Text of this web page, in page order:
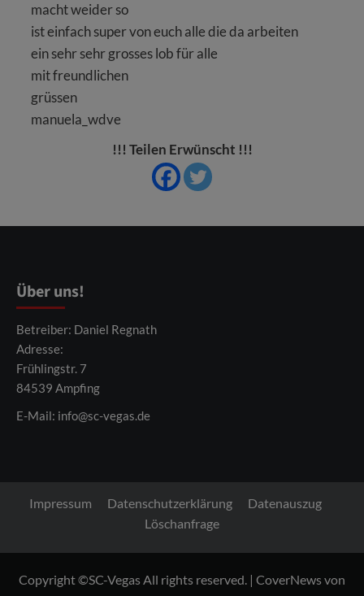
macht weider so
ist einfach super von euch alle die da arbeiten
ein sehr sehr grosses lob für alle
mit freundlichen
grüssen
manuela_wdve
!!! Teilen Erwünscht !!!
Über uns!
Betreiber: Daniel Regnath
Adresse:
Frühlingstr. 7
84539 Ampfing
E-Mail: info@sc-vegas.de
Impressum Datenschutzerklärung
Datenauszug
Löschanfrage
Copyright ©SC-Vegas All rights reserved. | CoverNewsvon